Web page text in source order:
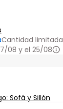
Cantidad limitada
08 y el 25/08
Sofá y Sillón